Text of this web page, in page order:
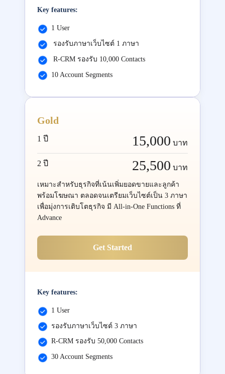
Key features:
1 User
รองรับภาษาเว็บไซต์ 1 ภาษา
R-CRM รองรับ 10,000 Contacts
10 Account Segments
Gold
1 ปี 15,000 บาท
2 ปี 25,500 บาท
เหมาะสำหรับธุรกิจที่เน้นเพิ่มยอดขายและลูกค้า
พร้อมโฆษณา ตลอดจนเตรียมเว็บไซต์เป็น 3 ภาษา
เพื่อมุ่งการเติบโตธุรกิจ มี All-in-One Functions ที่
Advance
Get Started
Key features:
1 User
รองรับภาษาเว็บไซต์ 3 ภาษา
R-CRM รองรับ 50,000 Contacts
30 Account Segments